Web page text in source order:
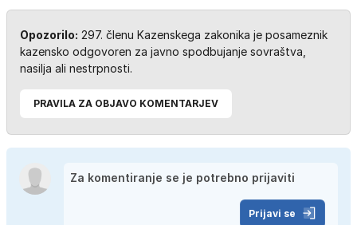
Opozorilo: 297. členu Kazenskega zakonika je posameznik
kazensko odgovoren za javno spodbujanje sovraštva,
nasilja ali nestrpnosti.
PRAVILA ZA OBJAVO KOMENTARJEV
Prijavi se